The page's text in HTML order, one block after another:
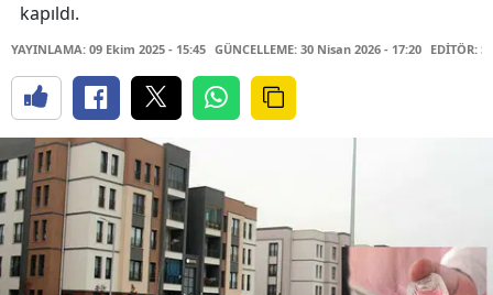
kapıldı.
YAYINLAMA: 09 Ekim 2025 - 15:45 GÜNCELLEME: 30 Nisan 2026 - 17:20 EDİTÖR: